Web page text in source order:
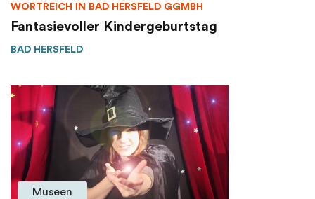
WORTREICH IN BAD HERSFELD GGMBH
Fantasievoller Kindergeburtstag
BAD HERSFELD
Museen